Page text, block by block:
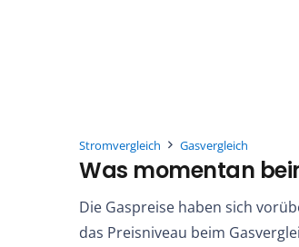
Stromvergleich Gasvergleich
Was momentan
Die Gaspreise haben sich
das Preisniveau beim